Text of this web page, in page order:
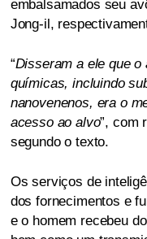
embalsamados seu
Jong-il,
“Disseram a ele que
químicas, incluindo
nanovenenos, era o
acesso ao alvo”, com
segundo o texto.
Os serviços de
dos fornecimentos e
e o homem recebeu